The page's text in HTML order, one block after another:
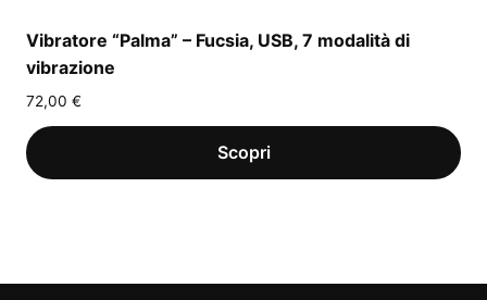
Vibratore “Palma” – Fucsia, USB, 7 modalità di
vibrazione
72,00 €